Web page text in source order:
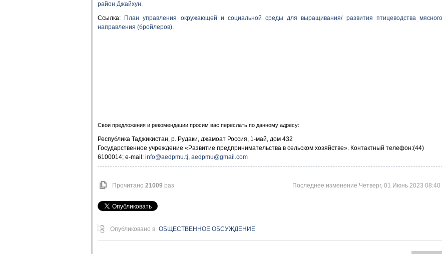
район Джайхун.
Ссылка:
План управления окружающей и социальной среды для выращивания/ развития птицеводства мясного
направления (бройлеров).
Свои предложения и рекомендации просим вас переслать по данному адресу:
Республика Таджикистан, р. Рудаки, джамоат Россия, 1-май, дом 432
Государственное учреждение «Развитие предпринимательства в сельском хозяйстве». Контактный телефон:(44)
6100014; e-mail: info@aedpmu.tj, aedpmu@gmail.com
Прочитано 21009 раз Последнее изменение Четверг, 01 Июнь 2023 08:40
Опубликовано в ОБЩЕСТВЕННОЕ ОБСУЖДЕНИЕ